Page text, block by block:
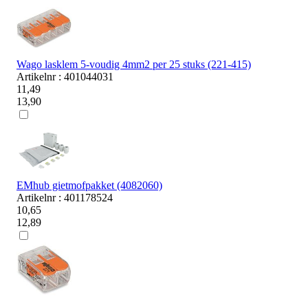
Wago lasklem 5-voudig 4mm2 per 25 stuks (221-415)
Artikelnr : 401044031
11,49
13,90
EMhub gietmofpakket (4082060)
Artikelnr : 401178524
10,65
12,89